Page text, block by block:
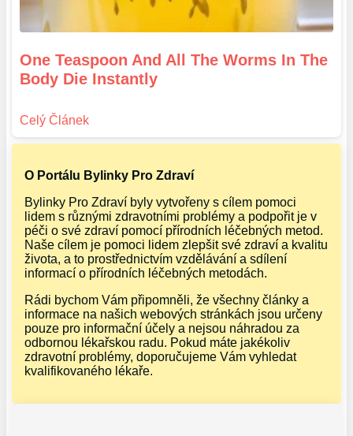
One Teaspoon And All The Worms In The
Body Die Instantly
O Portálu Bylinky Pro Zdraví
Bylinky Pro Zdraví byly vytvořeny s cílem pomoci
lidem s různými zdravotními problémy a podpořit je v
péči o své zdraví pomocí přírodních léčebných metod.
Naše cílem je pomoci lidem zlepšit své zdraví a kvalitu
života, a to prostřednictvím vzdělávání a sdílení
informací o přírodních léčebných metodách.
Rádi bychom Vám připomněli, že všechny články a
informace na našich webových stránkách jsou určeny
pouze pro informační účely a nejsou náhradou za
odbornou lékařskou radu. Pokud máte jakékoliv
zdravotní problémy, doporučujeme Vám vyhledat
kvalifikovaného lékaře.